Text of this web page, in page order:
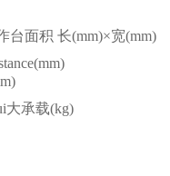
台面积 长(mm)×宽(mm)
大承载(kg)